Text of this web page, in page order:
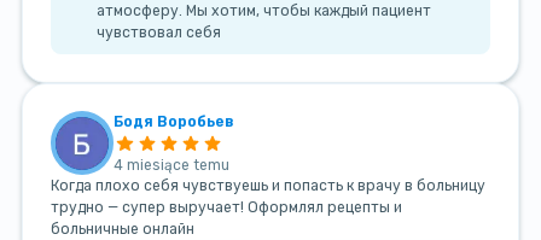
атмосферу. Мы хотим, чтобы каждый пациент
чувствовал себя
Бодя Воробьев
4 miesiące temu
Когда плохо себя чувствуешь и попасть к врачу в больницу
трудно — супер выручает! Оформлял рецепты и
больничные онлайн